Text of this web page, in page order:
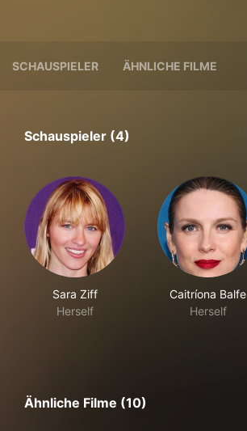
SCHAUSPIELER ÄHNLICHE FILME
Schauspieler (4)
Sara Ziff
Herself
Caitríona Balfe
Herself
Ähnliche Filme (10)